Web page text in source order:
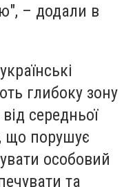
– додали в
глибоку зону
середньої
що порушує
особовий
та